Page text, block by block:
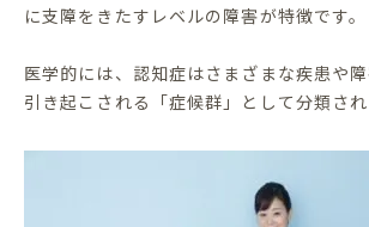
に支障をきたすレベルの障害が特徴です。
医学的には、認知症はさまざまな疾患や
引き起こされる「症候群」として分類され